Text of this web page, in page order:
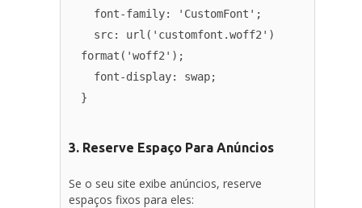
format('woff2');
3. Reserve Espaço Para Anúncios
Se o seu site exibe anúncios, reserve
espaços fixos para eles: